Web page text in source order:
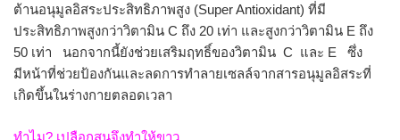
ต้านอนุมูลอิสระประสิทธิภาพสูง (Super Antioxidant) ที่มี
ประสิทธิภาพสูงกว่าวิตามิน C ถึง 20 เท่า และสูงกว่าวิตามิน E ถึง
50 เท่า นอกจากนี้ยังช่วยเสริมฤทธิ์ของวิตามิน C และ E ซึ่ง
มีหน้าที่ช่วยป้องกันและลดการทำลายเซลล์จากสารอนุมูลอิสระที่
เกิดขึ้นในร่างกายตลอดเวลา
ทำไม? เปลือกสนจึงทำให้ขาว